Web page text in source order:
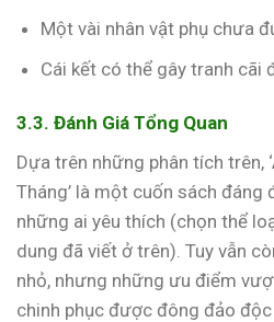
Một vài nhân vật phụ chưa
Cái kết có thể gây tranh cãi
3.3. Đánh Giá Tổng Quan
Dựa trên những phân tích trên,
Tháng’ là một cuốn sách đáng
những ai yêu thích (chọn thể
dung đã viết ở trên). Tuy vẫn
nhỏ, nhưng những ưu điểm
chinh phục được đông đảo độc